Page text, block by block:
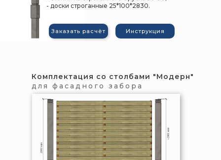
- доски строганные 25*100*2830.
Заказать расчёт Инструкция
Комплектация со столбами "Модерн"
для фасадного забора